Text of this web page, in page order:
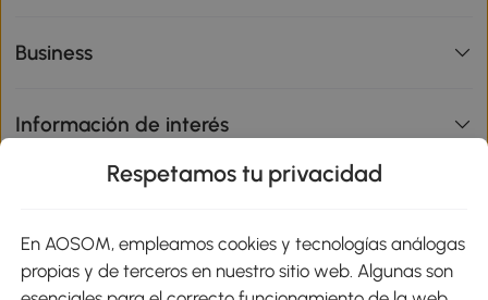
Business
Información de interés
Métodos de Pago
Respetamos tu privacidad
En AOSOM, empleamos cookies y tecnologías análogas
propias y de terceros en nuestro sitio web. Algunas son